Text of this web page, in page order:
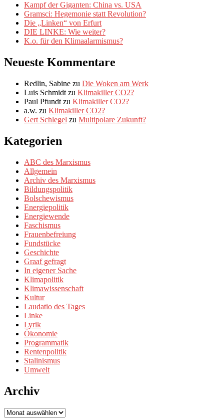
Kampf der Giganten: China vs. USA
Gramsci: Hegemonie statt Revolution?
Die „Linken“ von Erfurt
DIE LINKE: Wie weiter?
K.o. für den Klimaalarmismus?
Neueste Kommentare
Redlin, Sabine zu Die Woken am Werk
Luis Schmidt zu Klimakiller CO2?
Paul Pfundt zu Klimakiller CO2?
a.w. zu Klimakiller CO2?
Gert Schlegel zu Multipolare Zukunft?
Kategorien
ABC des Marxismus
Allgemein
Archiv des Marxismus
Bildungspolitik
Bolschewismus
Energiepolitik
Energiewende
Faschismus
Frauenbefreiung
Fundstücke
Geschichte
Graaf gefragt
In eigener Sache
Klimapolitik
Klimawissenschaft
Kultur
Laudatio des Tages
Linke
Lyrik
Ökonomie
Programmatik
Rentenpolitik
Stalinismus
Umwelt
Archiv
Archiv